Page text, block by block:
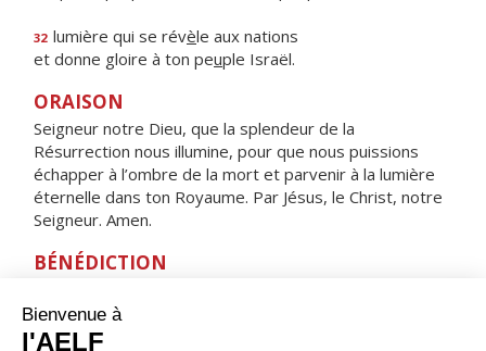
32 lumière qui se révèle aux nations
et donne gloire à ton peuple Israël.
ORAISON
Seigneur notre Dieu, que la splendeur de la
Résurrection nous illumine, pour que nous puissions
échapper à l’ombre de la mort et parvenir à la lumière
éternelle dans ton Royaume. Par Jésus, le Christ, notre
Seigneur. Amen.
BÉNÉDICTION
soit pour nous la résurrection et la vie. Amen.